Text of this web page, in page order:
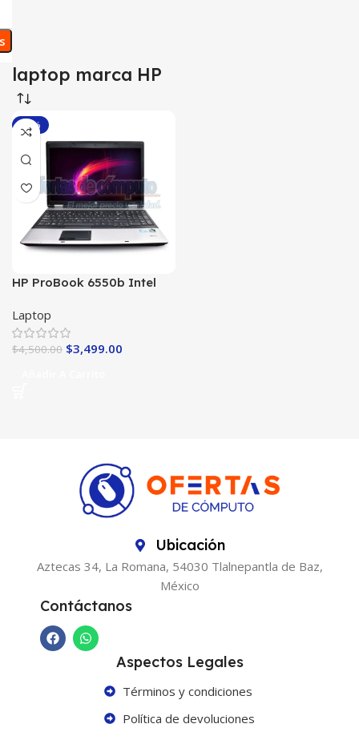
laptop marca HP
-22%
HP ProBook 6550b Intel
Funcionamiento
Laptop
$4,500.00 $3,499.00
Ubicación
Aztecas 34, La Romana, 54030 Tlalnepantla de Baz,
México
Contáctanos
Aspectos Legales
Términos y condiciones
Política de devoluciones